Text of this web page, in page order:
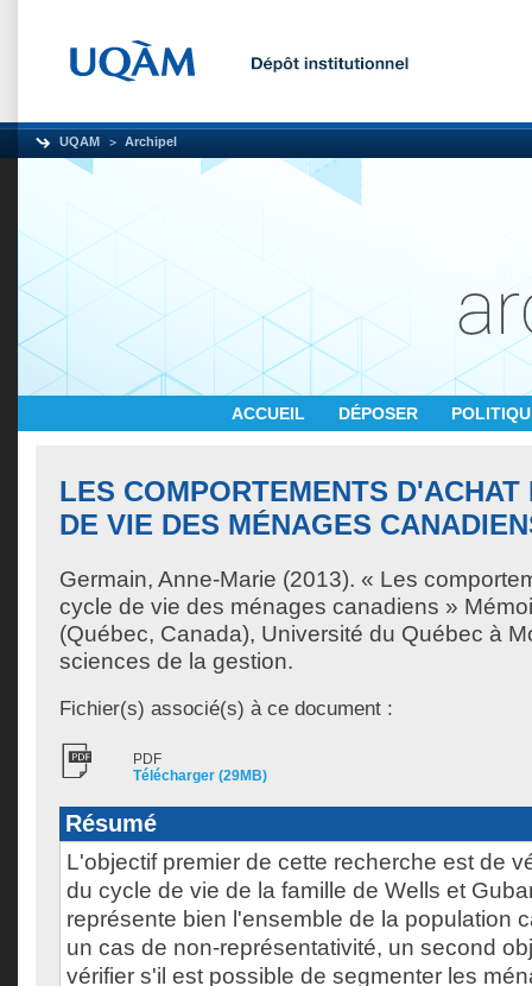
UQAM Archipel
ACCUEIL DÉPOSER
LES COMPORTEMENTS
DE VIE DES MÉNAGES
Germain, Anne-Marie (2013). « Les
cycle de vie des ménages canadiens »
(Québec, Canada), Université du Québec à
sciences de la gestion.
Fichier(s) associé(s) à ce document :
PDF
Télécharger (29MB)
Résumé
L'objectif premier de cette recherche est de
du cycle de vie de la famille de Wells et
représente bien l'ensemble de la population
un cas de non-représentativité, un second
vérifier s'il est possible de segmenter les